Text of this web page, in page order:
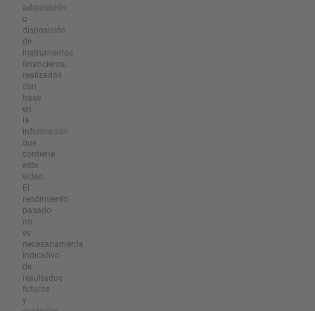
adquisición
o
disposición
de
instrumentos
financieros,
realizados
con
base
en
la
información
que
contiene
este
vídeo.
El
rendimiento
pasado
no
es
necesariamente
indicativo
de
resultados
futuros
y